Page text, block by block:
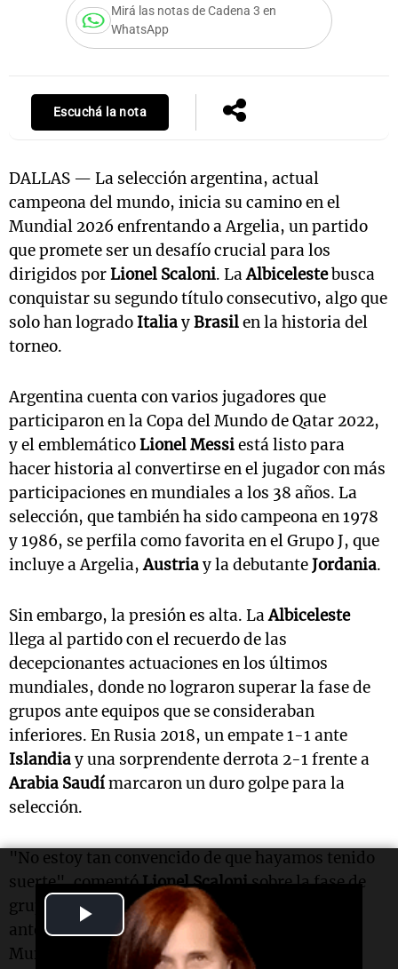
Play
Video
Mirá las notas de Cadena 3 en
WhatsApp
Escuchá la nota
DALLAS — La selección argentina, actual
campeona del mundo, inicia su camino en el
Mundial 2026 enfrentando a Argelia, un partido
que promete ser un desafío crucial para los
dirigidos porLionel Scaloni. LaAlbicelestebusca
conquistar su segundo título consecutivo, algo que
solo han logrado ItaliayBrasilen la historia del
torneo.
Argentina cuenta con varios jugadores que
participaron en la Copa del Mundo de Qatar 2022,
y el emblemáticoLionel Messiestá listo para
hacer historia al convertirse en el jugador con más
participaciones en mundiales a los 38 años. La
selección, que también ha sido campeona en 1978
y 1986, se perfila como favorita en el Grupo J, que
incluye a Argelia,Austriay la debutanteJordania.
Sin embargo, la presión es alta. LaAlbiceleste
llega al partido con el recuerdo de las
decepcionantes actuaciones en los últimos
mundiales, donde no lograron superar la fase de
grupos ante equipos que se consideraban
inferiores. En Rusia 2018, un empate 1-1 ante
Islandiay una sorprendente derrota 2-1 frente a
Arabia Saudímarcaron un duro golpe para la
selección.
"No estoy tan convencido de que hayamos tenido
suerte", comentóLionel Scalonisobre la fase de
grupos, subrayando la dificultad del encuentro
ante Argelia, un rival que regresa a la Copa del
Mundo tras una ausencia desde 2014. En esa